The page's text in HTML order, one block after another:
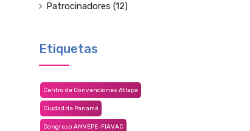
Patrocinadores (12)
Etiquetas
Centro de Convenciones Atlapa
Ciudad de Panamá
Congreso AMVEPE-FIAVAC